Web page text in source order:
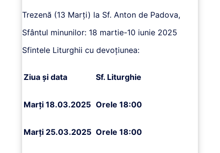
Trezenă (13 Marți) la Sf. Anton de Padova,
Sfântul minunilor: 18 martie-10 iunie 2025
Sfintele Liturghii cu devoțiunea:
Ziua și data Sf. Liturghie
Marți 18.03.2025 Orele 18:00
Marți 25.03.2025 Orele 18:00